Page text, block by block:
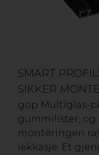
SMART
SIKKER
gop Multiglas-
gummilister,
monteringen
lekkasje. Et